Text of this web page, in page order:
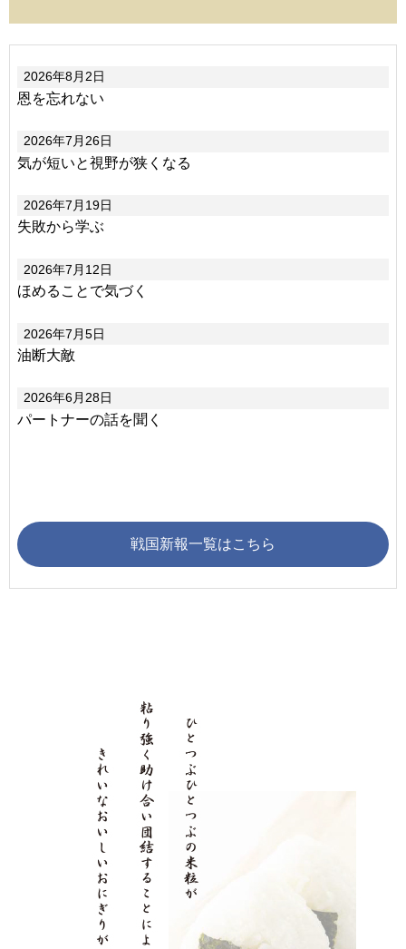
2026年8月2日
恩を忘れない
2026年7月26日
気が短いと視野が狭くなる
2026年7月19日
失敗から学ぶ
2026年7月12日
ほめることで気づく
2026年7月5日
油断大敵
2026年6月28日
パートナーの話を聞く
戦国新報一覧はこちら